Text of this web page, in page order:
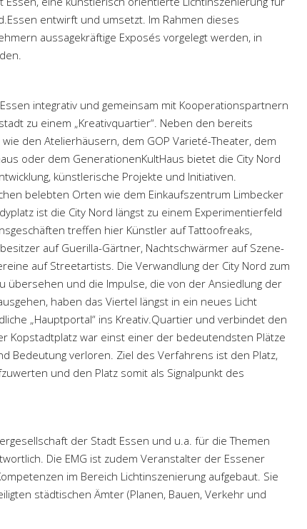
entwirft und umsetzt. Im Rahmen dieses
aussagekräftige Exposés vorgelegt werden, in
integrativ und gemeinsam mit Kooperationspartnern
zu einem „Kreativquartier“. Neben den bereits
den Atelierhäusern, dem GOP Varieté-Theater, dem
oder dem GenerationenKultHaus bietet die City Nord
künstlerische Projekte und Initiativen.
belebten Orten wie dem Einkaufszentrum Limbecker
ist die City Nord längst zu einem Experimentierfeld
treffen hier Künstler auf Tattoofreaks,
auf Guerilla-Gärtner, Nachtschwärmer auf Szene-
auf Streetartists. Die Verwandlung der City Nord zum
übersehen und die Impulse, die von der Ansiedlung der
haben das Viertel längst in ein neues Licht
„Hauptportal“ ins Kreativ.Quartier und verbindet den
Kopstadtplatz war einst einer der bedeutendsten Plätze
Bedeutung verloren. Ziel des Verfahrens ist den Platz,
und den Platz somit als Signalpunkt des
der Stadt Essen und u.a. für die Themen
Die EMG ist zudem Veranstalter der Essener
im Bereich Lichtinszenierung aufgebaut. Sie
städtischen Ämter (Planen, Bauen, Verkehr und